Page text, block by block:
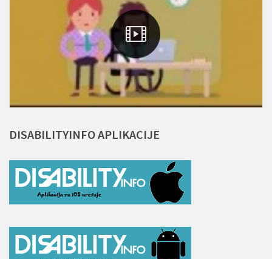
DISABILITYINFOAPLIKACIJE